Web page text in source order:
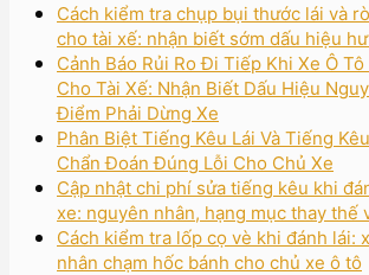
Cách kiểm tra chụp bụi thước lái và
cho tài xế: nhận biết sớm dấu hiệu
Cảnh Báo Rủi Ro Đi Tiếp Khi Xe Ô
Cho Tài Xế: Nhận Biết Dấu Hiệu
Điểm Phải Dừng Xe
Phân Biệt Tiếng Kêu Lái Và Tiếng
Chẩn Đoán Đúng Lỗi Cho Chủ Xe
Cập nhật chi phí sửa tiếng kêu khi
xe: nguyên nhân, hạng mục thay thế
Cách kiểm tra lốp cọ vè khi đánh lái:
nhân chạm hốc bánh cho chủ xe ô tô